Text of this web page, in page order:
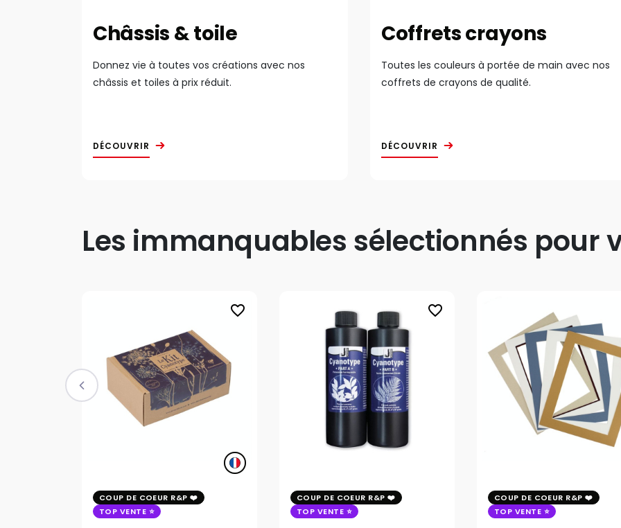
Châssis & toile
Donnez vie à toutes vos créations avec nos
châssis et toiles à prix réduit.
DÉCOUVRIR
Coffrets crayons
Toutes les couleurs à portée de main avec nos
coffrets de crayons de qualité.
DÉCOUVRIR
Les immanquables sélectionnés pour
favorite_border
COUP DE COEUR R&P
TOP VENTE
favorite_border
COUP DE COEUR R&P
TOP VENTE
COUP DE COEUR R&P
TOP VENTE